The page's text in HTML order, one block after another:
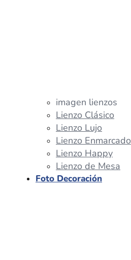
imagen lienzos
Lienzo Clásico
Lienzo Lujo
Lienzo Enmarcado
Lienzo Happy
Lienzo de Mesa
Foto Decoración